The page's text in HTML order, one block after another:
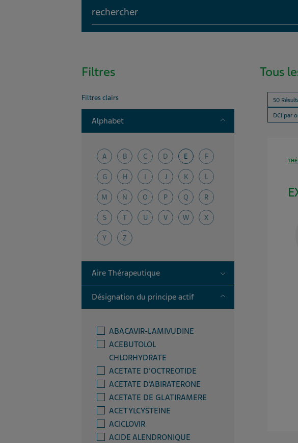
Search
Filtres
Filtres clairs
Alphabet Toggle
A B C D E F
G H I J K L
M N O P Q R
S T U V W X
Y Z
Aire Thérapeutique Toggle
Désignation du principe actif Toggle
ABACAVIR-LAMIVUDINE
ACEBUTOLOL
CHLORHYDRATE
ACETATE D'OCTREOTIDE
ACETATE D’ABIRATERONE
ACETATE DE GLATIRAMERE
ACETYLCYSTEINE
ACICLOVIR
ACIDE ALENDRONIQUE
Tous
Results